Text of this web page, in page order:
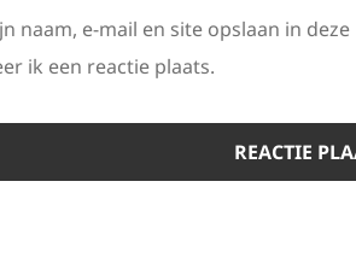
naam, e-mail en site opslaan in
ik een reactie plaats.